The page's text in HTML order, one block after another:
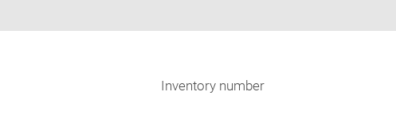
Inventory number